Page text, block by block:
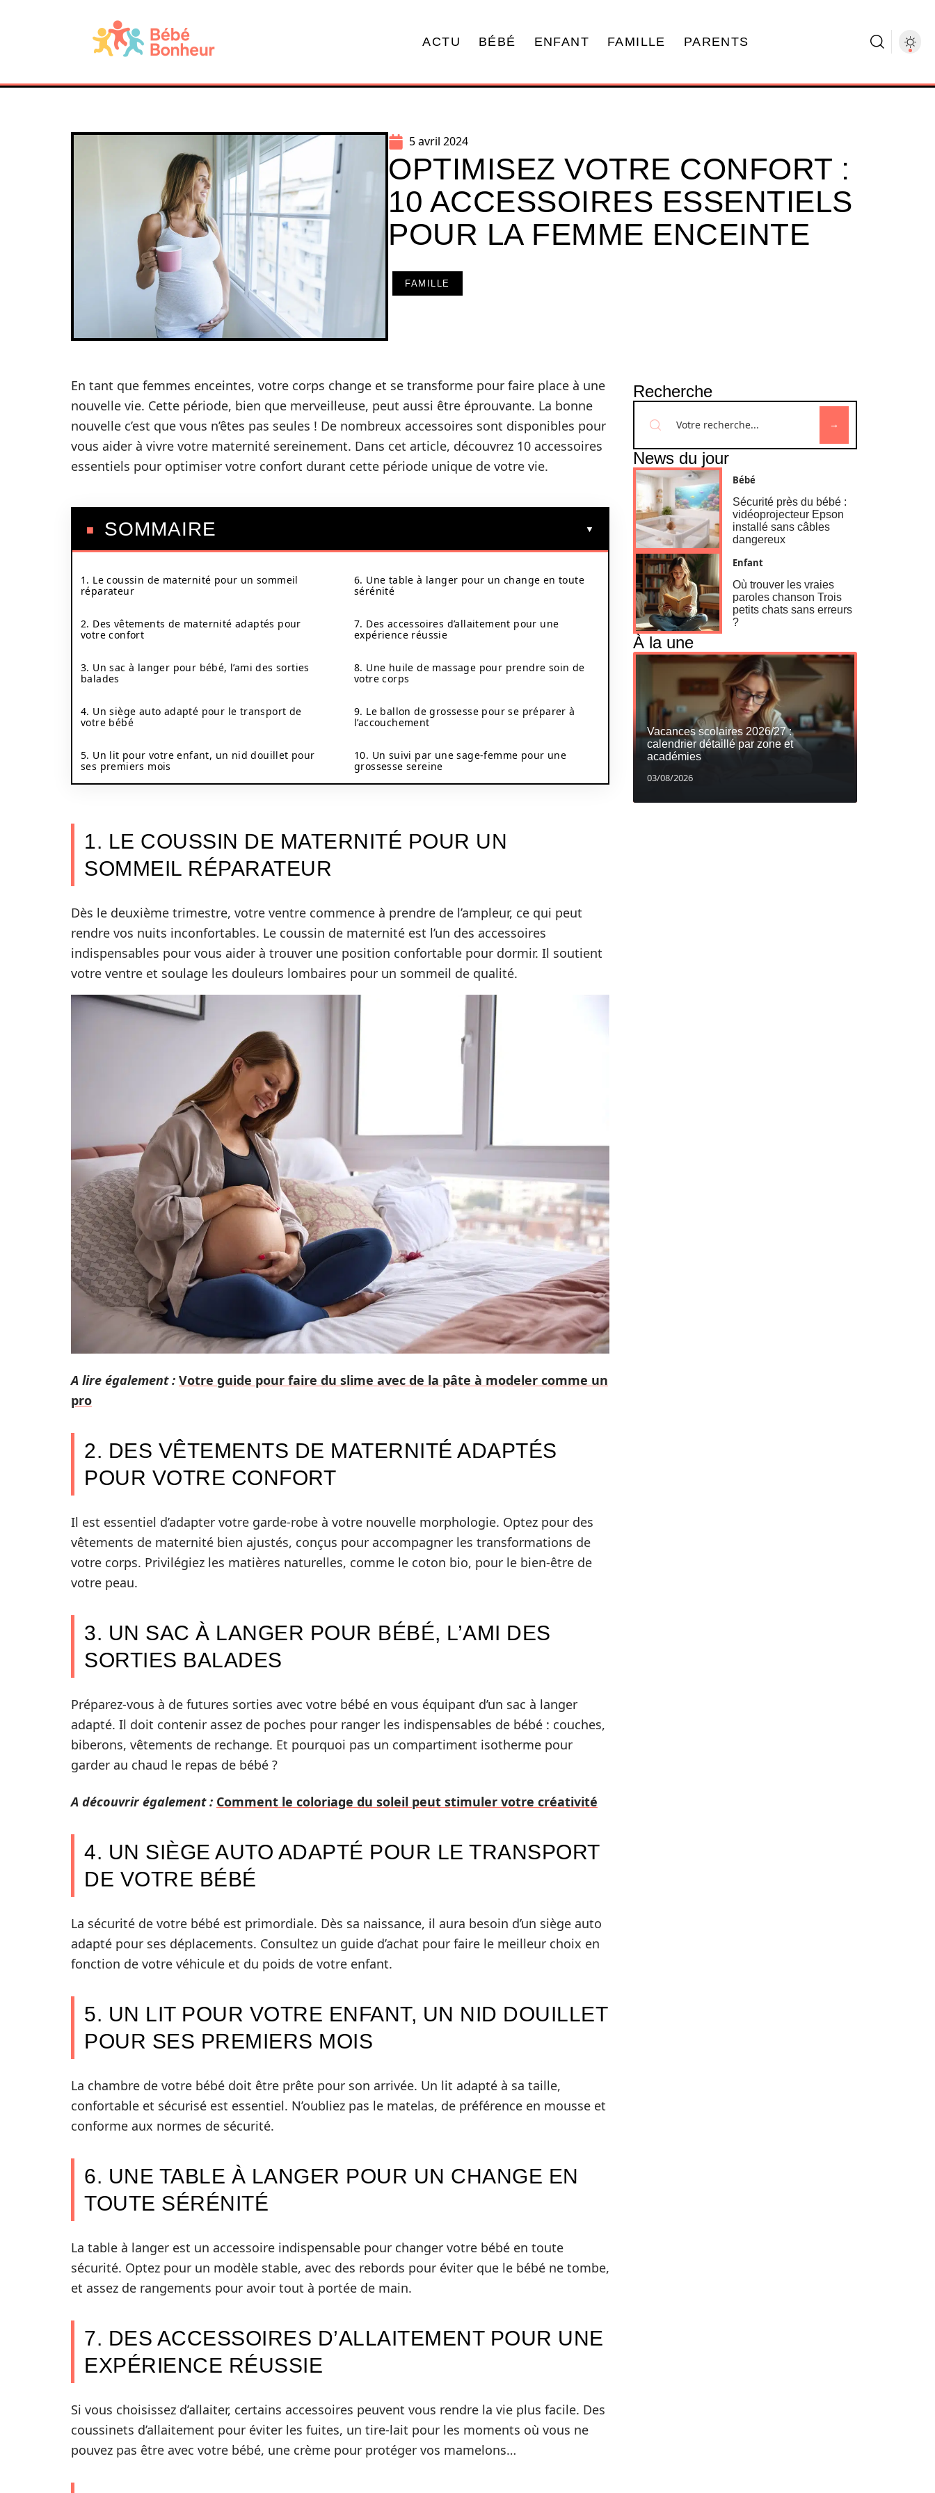
ACTU BÉBÉ ENFANT FAMILLE PARENTS
5 avril 2024
OPTIMISEZ VOTRE CONFORT :
10 ACCESSOIRES ESSENTIELS
POUR LA FEMME ENCEINTE
FAMILLE
En tant que femmes enceintes, votre corps change et se transforme pour faire place à une
nouvelle vie. Cette période, bien que merveilleuse, peut aussi être éprouvante. La bonne
nouvelle c’est que vous n’êtes pas seules ! De nombreux accessoires sont disponibles pour
vous aider à vivre votre maternité sereinement. Dans cet article, découvrez 10 accessoires
essentiels pour optimiser votre confort durant cette période unique de votre vie.
SOMMAIRE
1. Le coussin de maternité pour un sommeil
réparateur
2. Des vêtements de maternité adaptés pour
votre confort
3. Un sac à langer pour bébé, l’ami des sorties
balades
4. Un siège auto adapté pour le transport de
votre bébé
5. Un lit pour votre enfant, un nid douillet pour
ses premiers mois
6. Une table à langer pour un change en toute
sérénité
7. Des accessoires d’allaitement pour une
expérience réussie
8. Une huile de massage pour prendre soin de
votre corps
9. Le ballon de grossesse pour se préparer à
l’accouchement
10. Un suivi par une sage-femme pour une
grossesse sereine
1. LE COUSSIN DE MATERNITÉ POUR UN
SOMMEIL RÉPARATEUR
Dès le deuxième trimestre, votre ventre commence à prendre de l’ampleur, ce qui peut
rendre vos nuits inconfortables. Le coussin de maternité est l’un des accessoires
indispensables pour vous aider à trouver une position confortable pour dormir. Il soutient
votre ventre et soulage les douleurs lombaires pour un sommeil de qualité.
A lire également : Votre guide pour faire du slime avec de la pâte à modeler comme un
pro
2. DES VÊTEMENTS DE MATERNITÉ ADAPTÉS
POUR VOTRE CONFORT
Il est essentiel d’adapter votre garde-robe à votre nouvelle morphologie. Optez pour des
vêtements de maternité bien ajustés, conçus pour accompagner les transformations de
votre corps. Privilégiez les matières naturelles, comme le coton bio, pour le bien-être de
votre peau.
3. UN SAC À LANGER POUR BÉBÉ, L’AMI DES
SORTIES BALADES
Préparez-vous à de futures sorties avec votre bébé en vous équipant d’un sac à langer
adapté. Il doit contenir assez de poches pour ranger les indispensables de bébé : couches,
biberons, vêtements de rechange. Et pourquoi pas un compartiment isotherme pour
garder au chaud le repas de bébé ?
A découvrir également : Comment le coloriage du soleil peut stimuler votre créativité
4. UN SIÈGE AUTO ADAPTÉ POUR LE TRANSPORT
DE VOTRE BÉBÉ
La sécurité de votre bébé est primordiale. Dès sa naissance, il aura besoin d’un siège auto
adapté pour ses déplacements. Consultez un guide d’achat pour faire le meilleur choix en
fonction de votre véhicule et du poids de votre enfant.
5. UN LIT POUR VOTRE ENFANT, UN NID DOUILLET
POUR SES PREMIERS MOIS
La chambre de votre bébé doit être prête pour son arrivée. Un lit adapté à sa taille,
confortable et sécurisé est essentiel. N’oubliez pas le matelas, de préférence en mousse et
conforme aux normes de sécurité.
6. UNE TABLE À LANGER POUR UN CHANGE EN
TOUTE SÉRÉNITÉ
La table à langer est un accessoire indispensable pour changer votre bébé en toute
sécurité. Optez pour un modèle stable, avec des rebords pour éviter que le bébé ne tombe,
et assez de rangements pour avoir tout à portée de main.
7. DES ACCESSOIRES D’ALLAITEMENT POUR UNE
EXPÉRIENCE RÉUSSIE
Si vous choisissez d’allaiter, certains accessoires peuvent vous rendre la vie plus facile. Des
coussinets d’allaitement pour éviter les fuites, un tire-lait pour les moments où vous ne
pouvez pas être avec votre bébé, une crème pour protéger vos mamelons…
Recherche
News du jour
Bébé
Sécurité près du bébé :
vidéoprojecteur Epson
installé sans câbles
dangereux
Enfant
Où trouver les vraies
paroles chanson Trois
petits chats sans erreurs
?
À la une
Vacances scolaires 2026/27 :
calendrier détaillé par zone et
académies
03/08/2026